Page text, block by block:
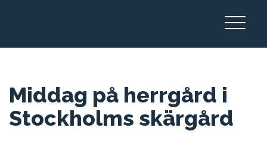
Middag på herrgård i
Stockholms skärgård